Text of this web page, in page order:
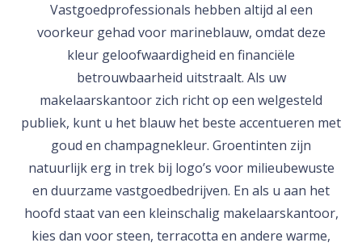
Vastgoedprofessionals hebben altijd al een
voorkeur gehad voor marineblauw, omdat deze
kleur geloofwaardigheid en financiële
betrouwbaarheid uitstraalt. Als uw
makelaarskantoor zich richt op een welgesteld
publiek, kunt u het blauw het beste accentueren met
goud en champagnekleur. Groentinten zijn
natuurlijk erg in trek bij logo’s voor milieubewuste
en duurzame vastgoedbedrijven. En als u aan het
hoofd staat van een kleinschalig makelaarskantoor,
kies dan voor steen, terracotta en andere warme,